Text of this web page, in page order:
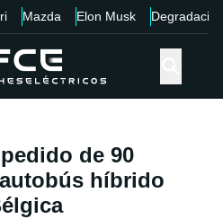
Mazda Elon Musk Degradación
de 90
híbrido